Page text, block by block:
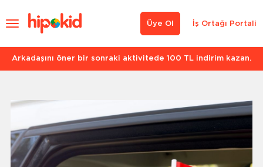
İş Ortağı Portali
Üye Ol
Arkadaşını öner bir sonraki aktivitede 100 TL indirim kazan.